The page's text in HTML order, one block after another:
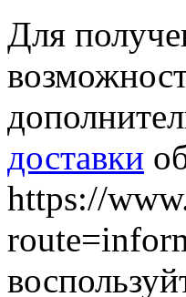
Для
доставки
https://